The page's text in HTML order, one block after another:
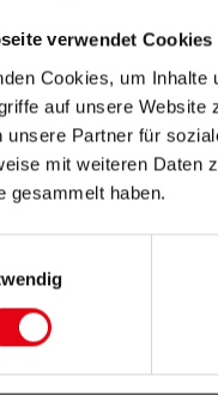
verwendet Cookies
Cookies, um Inhalte
auf unsere
unsere Partner für
mit weiteren Daten
gesammelt haben.